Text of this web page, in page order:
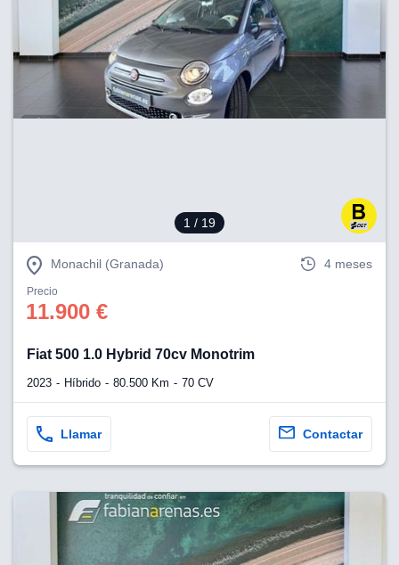
1 / 19
Monachil (Granada) 4 meses
Precio
11.900 €
Fiat 500 1.0 Hybrid 70cv Monotrim
2023 Híbrido 80.500 Km 70 CV
Llamar Contactar